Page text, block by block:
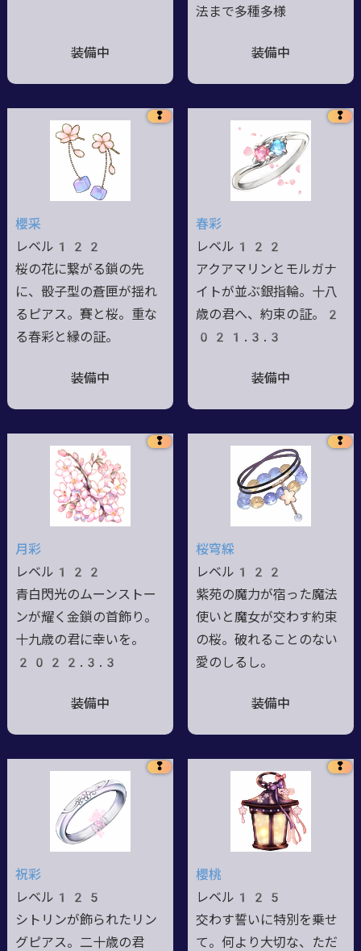
装備中
法まで多種多様
装備中
❢
櫻采
レベル122
桜の花に繋がる鎖の先
に、骰子型の蒼匣が揺れ
るピアス。賽と桜。重な
る春彩と縁の証。
装備中
❢
春彩
レベル122
アクアマリンとモルガナ
イトが並ぶ銀指輪。十八
歳の君へ、約束の証。2
021.3.3
装備中
❢
月彩
レベル122
青白閃光のムーンストー
ンが耀く金鎖の首飾り。
十九歳の君に幸いを。
2022.3.3
装備中
❢
桜穹綵
レベル122
紫苑の魔力が宿った魔法
使いと魔女が交わす約束
の桜。破れることのない
愛のしるし。
装備中
❢
祝彩
レベル125
シトリンが飾られたリン
グピアス。二十歳の君
❢
櫻桃
レベル125
交わす誓いに特別を乗せ
て。何より大切な、ただ